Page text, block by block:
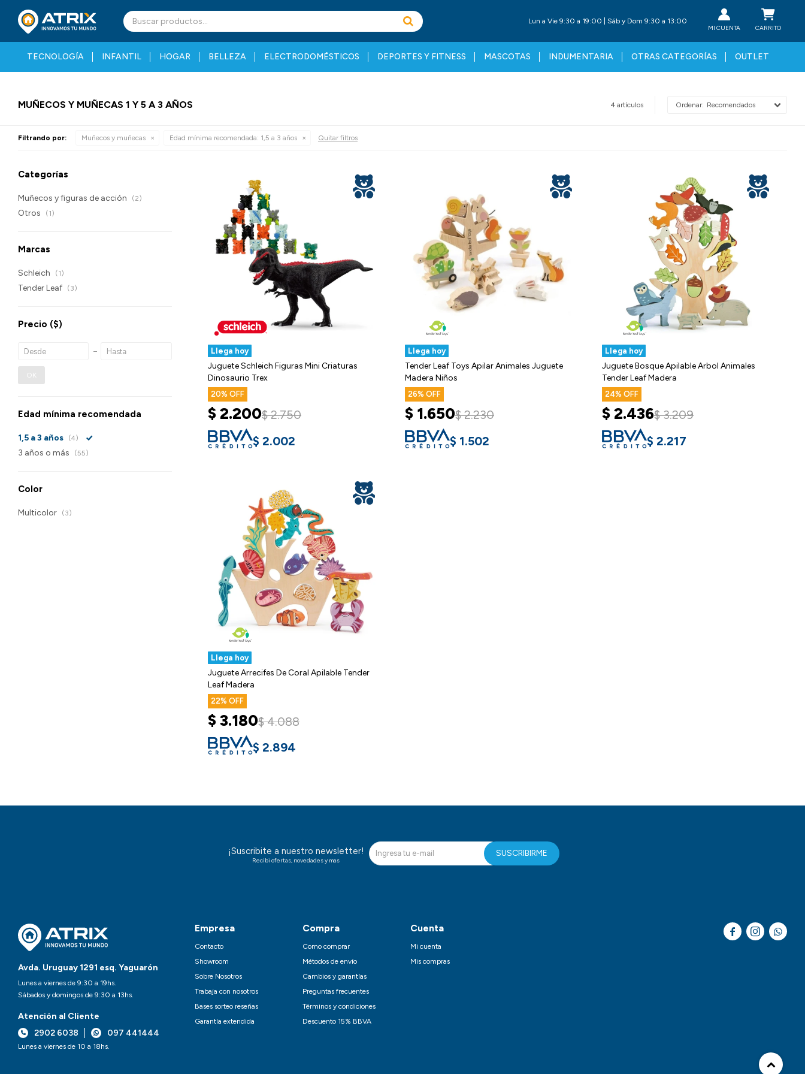
TECNOLOGÍA INFANTIL HOGAR BELLEZA ELECTRODOMÉSTICOS DEPORTES Y FITNESS MASCOTAS INDUMENTARIA OTRAS CATEGORÍAS OUTLET
Lun a Vie 9:30 a 19:00 | Sáb y Dom 9:30 a 13:00
MUÑECOS Y MUÑECAS 1 Y 5 A 3 AÑOS 4 artículos Recomendados
Filtrando por: Muñecos y muñecas Edad mínima recomendada: 1,5 a 3 años Quitar filtros
Llega hoy
Juguete Schleich Figuras Mini Criaturas
Dinosaurio Trex
20
$2.200$ 2.750
$ 2.002
Llega hoy
Tender Leaf Toys Apilar Animales Juguete
Madera Niños
26
$ 1.650$ 2.230
$ 1.502
Llega hoy
Juguete Bosque Apilable Arbol Animales
Tender Leaf Madera
24
$2.436$ 3.209
$ 2.217
Llega hoy
Juguete Arrecifes De Coral Apilable Tender
Leaf Madera
22
$3.180$ 4.088
$ 2.894
Categorías
Muñecos y figuras de acción (2)
Otros (1)
Marcas
Schleich (1)
Tender Leaf (3)
Precio ($)
OK
Edad mínima recomendada
1,5 a 3 años (4)
3 años o más (55)
Color
Multicolor (3)
Avda. Uruguay 1291 esq. Yaguarón
Lunes a viernes de 9:30 a 19hs.
Sábados y domingos de 9:30 a 13hs.
Atención al Cliente
2902 6038
097 441444
Lunes a viernes de 10 a 18hs.
Empresa
Contacto
Showroom
Sobre Nosotros
Trabaja con nosotros
Bases sorteo reseñas
Garantía extendida
Compra
Como comprar
Métodos de envío
Cambios y garantías
Preguntas frecuentes
Términos y condiciones
Descuento 15% BBVA
Cuenta
Mi cuenta
Mis compras
¡Suscribite a nuestro newsletter!
Recibi ofertas, novedades y mas
SUSCRIBIRME
  